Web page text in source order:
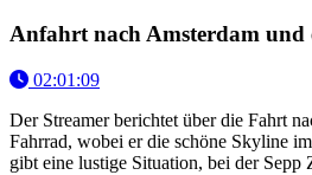
Anfahrt nach Amsterdam und
02:01:09
Der Streamer berichtet über die Fahrt
Fahrrad, wobei er die schöne Skyline
gibt eine lustige Situation, bei der Sepp